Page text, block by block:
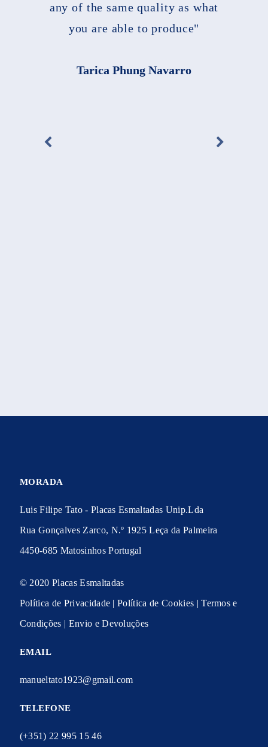
any of the same quality as what
you are able to produce"
Tarica Phung Navarro
MORADA
Luis Filipe Tato - Placas Esmaltadas Unip.Lda
Rua Gonçalves Zarco, N.º 1925 Leça da Palmeira
4450-685 Matosinhos Portugal
© 2020 Placas Esmaltadas
Política de Privacidade |Política de Cookies |Termos e
Condições | Envio e Devoluções
EMAIL
manueltato1923@gmail.com
TELEFONE
(+351) 22 995 15 46